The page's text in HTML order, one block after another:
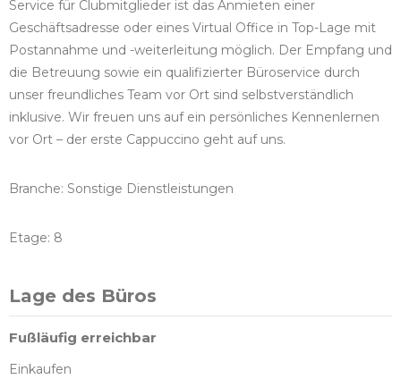
Service für Clubmitglieder ist das Anmieten einer
Geschäftsadresse oder eines Virtual Office in Top-Lage mit
Postannahme und -weiterleitung möglich. Der Empfang und
die Betreuung sowie ein qualifizierter Büroservice durch
unser freundliches Team vor Ort sind selbstverständlich
inklusive. Wir freuen uns auf ein persönliches Kennenlernen
vor Ort – der erste Cappuccino geht auf uns.
Branche: Sonstige Dienstleistungen
Etage: 8
Lage des Büros
Fußläufig erreichbar
Einkaufen